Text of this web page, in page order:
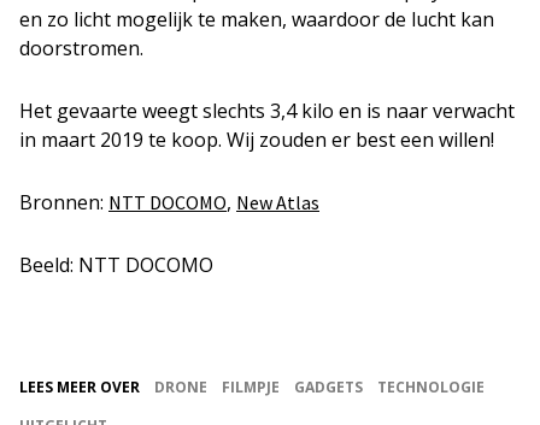
en zo licht mogelijk te maken, waardoor de lucht kan
doorstromen.
Het gevaarte weegt slechts 3,4 kilo en is naar verwacht
in maart 2019 te koop. Wij zouden er best een willen!
Bronnen: NTT DOCOMO, New Atlas
Beeld: NTT DOCOMO
LEES MEER OVER DRONE FILMPJE GADGETS
TECHNOLOGIE